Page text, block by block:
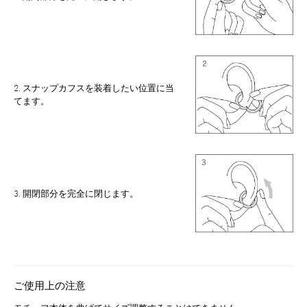
2. スナップカフスを装着したい位置に当
てます。
3. 開閉部分を完全に閉じます。
ご使用上の注意